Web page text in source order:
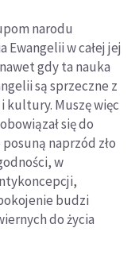
narodu
Ewangelii w całej jej
gdy ta nauka
są sprzeczne z
kultury. Muszę więc
się do
naprzód zło
w
budzi
do życia